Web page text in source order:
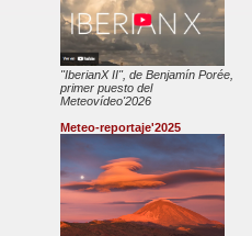
"IberianX II", de Benjamín Porée,
primer puesto del
Meteovídeo'2026
Meteo-reportaje'2025